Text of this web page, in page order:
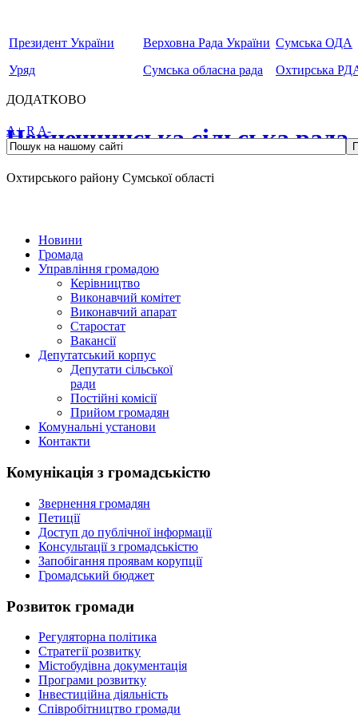
Президент України
Уряд
Верховна Рада України
Сумська обласна рада
Сумська ОДА
Охтирська
ДОДАТКОВО
Чернеччинська сільська рада
Охтирського району Сумської області
A+ RA-
Новини
Громада
Управління громадою
Керівництво
Виконавчий комітет
Виконавчий апарат
Старостат
Вакансії
Депутатський корпус
Депутати сільської
ради
Постійні комісії
Прийом громадян
Комунальні установи
Контакти
Комунікація з громадськістю
Звернення громадян
Петиції
Доступ до публічної інформації
Консультації з громадськістю
Запобігання проявам корупції
Громадський бюджет
Розвиток громади
Регуляторна політика
Стратегії розвитку
Містобудівна документація
Програми розвитку
Інвестиційна діяльність
Співробітництво громади